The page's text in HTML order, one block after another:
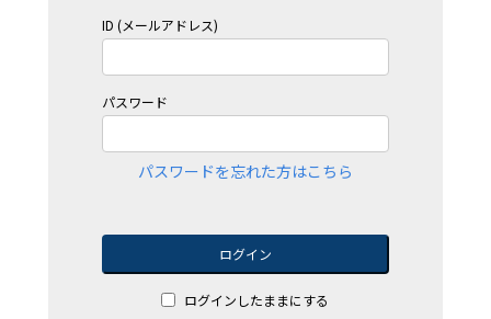
ID (メールアドレス)
パスワード
パスワードを忘れた方はこちら
ログイン
ログインしたままにする